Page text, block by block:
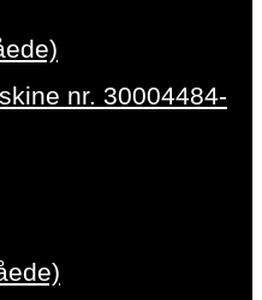
nr. 30004484-